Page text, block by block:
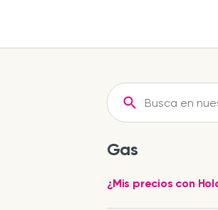
Gas
¿Mis precios con